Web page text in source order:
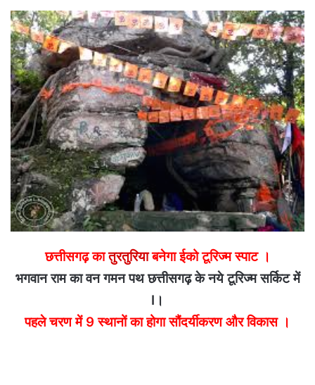
email
छत्तीसगढ़ कातुरतुरियाबनेगा ईको टूरिज्म स्पाट ।
भगवान राम का वन गमन पथ छत्तीसगढ़ के नये टूरिज्म सर्किट में
I।
पहले चरण में 9 स्थानों का होगा सौंदर्यीकरण और विकास ।